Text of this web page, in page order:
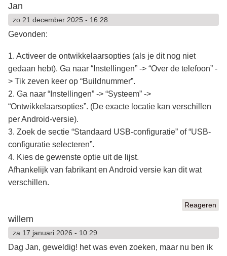
Jan
zo 21 december 2025 - 16:28
Gevonden:
1. Activeer de ontwikkelaarsopties (als je dit nog niet
gedaan hebt). Ga naar “Instellingen” -> “Over de telefoon” -
> Tik zeven keer op “Buildnummer”.
2. Ga naar “Instellingen” -> “Systeem” ->
“Ontwikkelaarsopties”. (De exacte locatie kan verschillen
per Android-versie).
3. Zoek de sectie “Standaard USB-configuratie” of “USB-
configuratie selecteren”.
4. Kies de gewenste optie uit de lijst.
Afhankelijk van fabrikant en Android versie kan dit wat
verschillen.
Reageren
willem
za 17 januari 2026 - 10:29
Dag Jan, geweldig! het was even zoeken, maar nu ben ik